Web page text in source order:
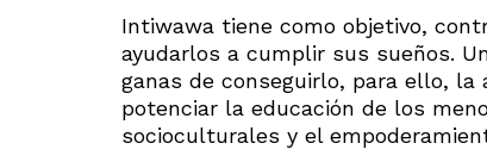
Intiwawa tiene como objetivo,
ayudarlos a cumplir sus sueños.
ganas de conseguirlo, para ello,
potenciar la educación de los
socioculturales y el